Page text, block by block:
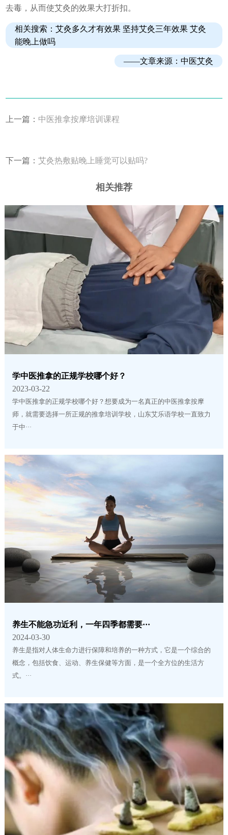
去毒，从而使艾灸的效果大打折扣。
相关搜索：艾灸多久才有效果 坚持艾灸三年效果 艾灸
能晚上做吗
——文章来源： 中医艾灸
上一篇： ​中医推拿按摩培训课程
下一篇：艾灸热敷贴晚上睡觉可以贴吗?
相关推荐
学中医推拿的正规学校哪个好？
2023-03-22
学中医推拿的正规学校哪个好？想要成为一名真正的中医推拿按摩
师，就需要选择一所正规的推拿培训学校，山东艾乐语学校一直致力
于中···
养生不能急功近利，一年四季都需要···
2024-03-30
养生是指对人体生命力进行保障和培养的一种方式，它是一个综合的
概念，包括饮食、运动、养生保健等方面，是一个全方位的生活方
式。···